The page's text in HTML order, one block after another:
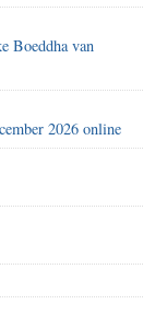
Boeddha van
2026 online